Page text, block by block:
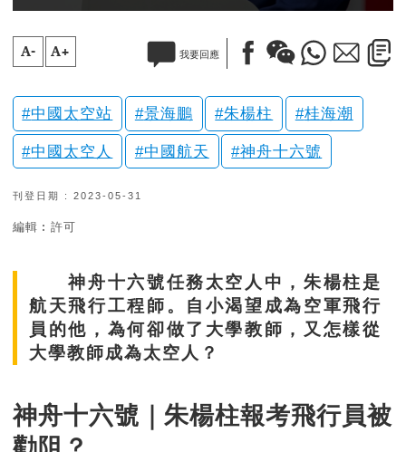
A- A+ 我要回應
中國太空站 景海鵬 朱楊柱 桂海潮
中國太空人 中國航天 神舟十六號
刊登日期 : 2023-05-31
編輯︰許可
神舟十六號任務太空人中，朱楊柱是
航天飛行工程師。自小渴望成為空軍飛行
員的他，為何卻做了大學教師，又怎樣從
大學教師成為太空人？
神舟十六號｜朱楊柱報考飛行員被